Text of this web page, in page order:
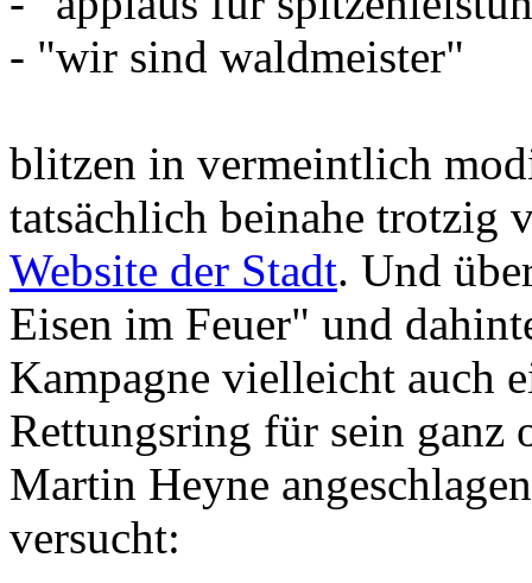
- "wir sind waldmeister"
blitzen in vermeintlich
tatsächlich beinahe trotzig
Website der Stadt. Und
Eisen im Feuer" und
Kampagne vielleicht auch
Rettungsring für sein
Martin Heyne
versucht: